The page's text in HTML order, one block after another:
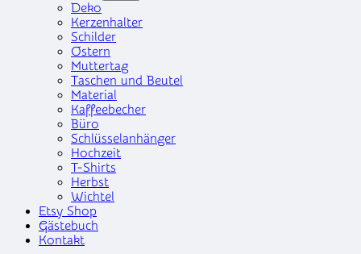
Deko
Kerzenhalter
Schilder
Ostern
Muttertag
Taschen und Beutel
Material
Kaffeebecher
Büro
Schlüsselanhänger
Hochzeit
T-Shirts
Herbst
Wichtel
Etsy Shop
Gästebuch
Kontakt